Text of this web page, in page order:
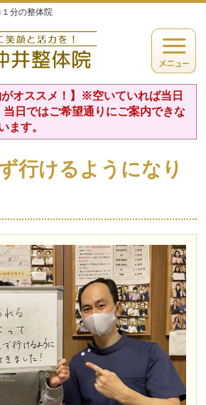
分の整体院
がオススメ！】※空いていれば当日
日ではご希望通りにご案内できな
ます。
行けるようになり